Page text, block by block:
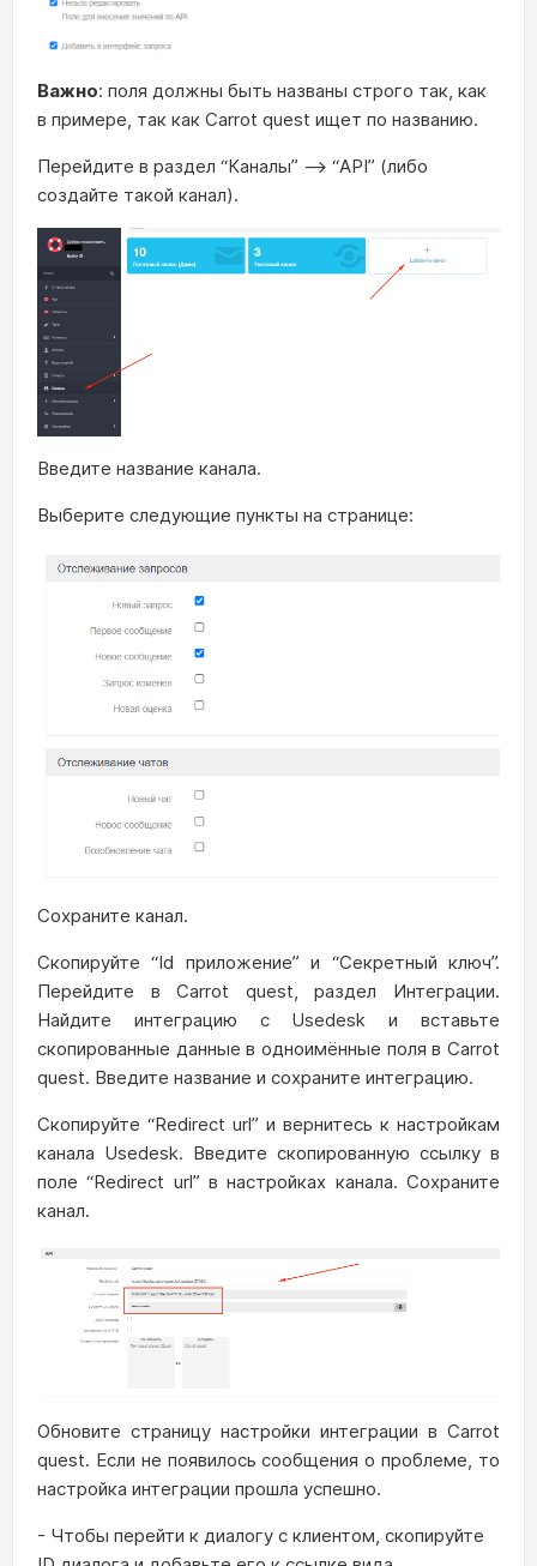
Важно: поля должны быть названы строго так, как
в примере, так как Carrot quest ищет по названию.
Перейдите в раздел “Каналы” —> “API” (либо
создайте такой канал).
Введите название канала.
Выберите следующие пункты на странице:
Сохраните канал.
Скопируйте “Id приложение” и “Секретный ключ”.
Перейдите в Carrot quest, раздел Интеграции.
Найдите интеграцию с Usedesk и вставьте
скопированные данные в одноимённые поля в Carrot
quest. Введите название и сохраните интеграцию.
Скопируйте “Redirect url” и вернитесь к настройкам
канала Usedesk. Введите скопированную ссылку в
поле “Redirect url” в настройках канала. Сохраните
канал.
Обновите страницу настройки интеграции в Carrot
quest. Если не появилось сообщения о проблеме, то
настройка интеграции прошла успешно.
- Чтобы перейти к диалогу с клиентом, скопируйте